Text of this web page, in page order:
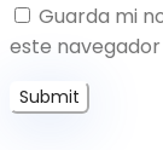
Guarda mi
este